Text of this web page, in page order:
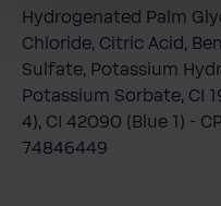
Hydrogenated Palm
Chloride, Citric Acid,
Sulfate, Potassium
Potassium Sorbate, CI
4), CI 42090 (Blue 1) -
74846449